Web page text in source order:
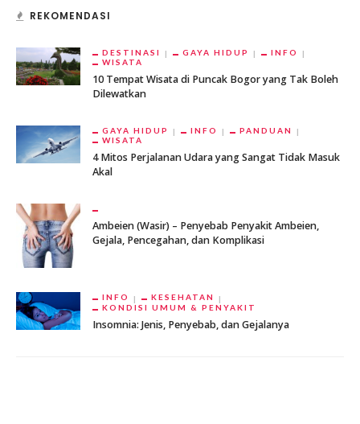
REKOMENDASI
DESTINASI GAYA HIDUP
INFO
WISATA
10 Tempat Wisata di Puncak Bogor yang Tak Boleh
Dilewatkan
GAYA HIDUP INFO
PANDUAN
WISATA
4 Mitos Perjalanan Udara yang Sangat Tidak Masuk
Akal
Ambeien (Wasir) – Penyebab Penyakit Ambeien,
Gejala, Pencegahan, dan Komplikasi
INFO
KESEHATAN
KONDISI UMUM & PENYAKIT
Insomnia: Jenis, Penyebab, dan Gejalanya